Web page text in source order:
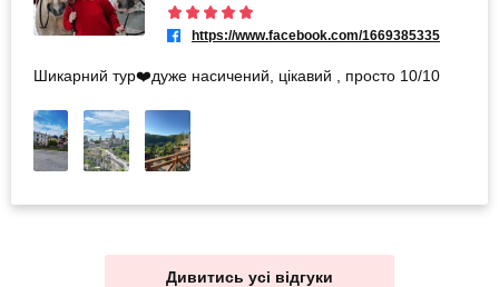
https://www.facebook.com/1669385335
Шикарний тур❤️дуже насичений, цікавий , просто 10/10
Дивитись усі відгуки